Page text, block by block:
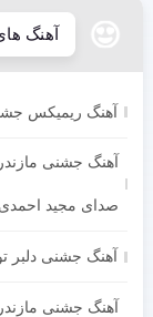
آهنگ
آهنگ ریمیکس
آهنگ جشنی
صدای مجید احمدی
آهنگ جشنی دلبر
آهنگ جشنی